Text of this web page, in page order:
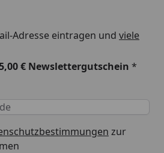
Adresse eintragen und viele
€ Newslettergutschein *
zur